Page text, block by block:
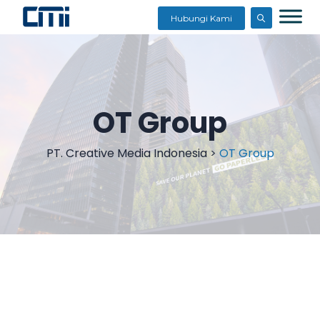
Hubungi Kami
OT Group
PT. Creative Media Indonesia> OT Group